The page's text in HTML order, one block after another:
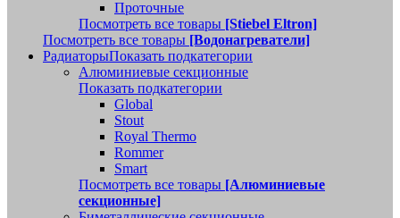
Проточные
Посмотреть все товары [Stiebel Eltron]
Посмотреть все товары [Водонагреватели]
РадиаторыПоказать подкатегории
Алюминиевые секционные
Показать подкатегории
Global
Stout
Royal Thermo
Rommer
Smart
Посмотреть все товары [Алюминиевые
секционные]